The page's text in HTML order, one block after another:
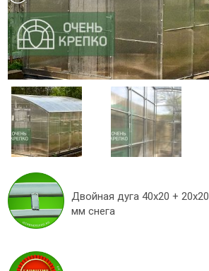
Двойная дуга 40х20 +
мм снега